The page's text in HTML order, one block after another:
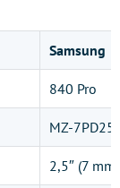
Samsung
840 Pro
MZ-
2,5″ (7 mm